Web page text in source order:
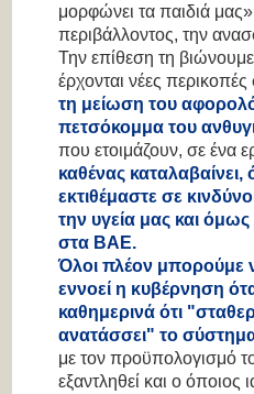
μορφώνει τα παιδιά
περιβάλλοντος, την
Την επίθεση τη
έρχονται νέες
τη μείωση του
πετσόκομμα του
που ετοιμάζουν, σε ένα
καθένας καταλαβαίνει,
εκτιθέμαστε σε
την υγεία μας και
στα ΒΑΕ.
Όλοι πλέον μπορούμε
εννοεί η κυβέρνηση
καθημερινά ότι
ανατάσσει" το
με τον προϋπολογισμό
εξαντληθεί και ο όποιος